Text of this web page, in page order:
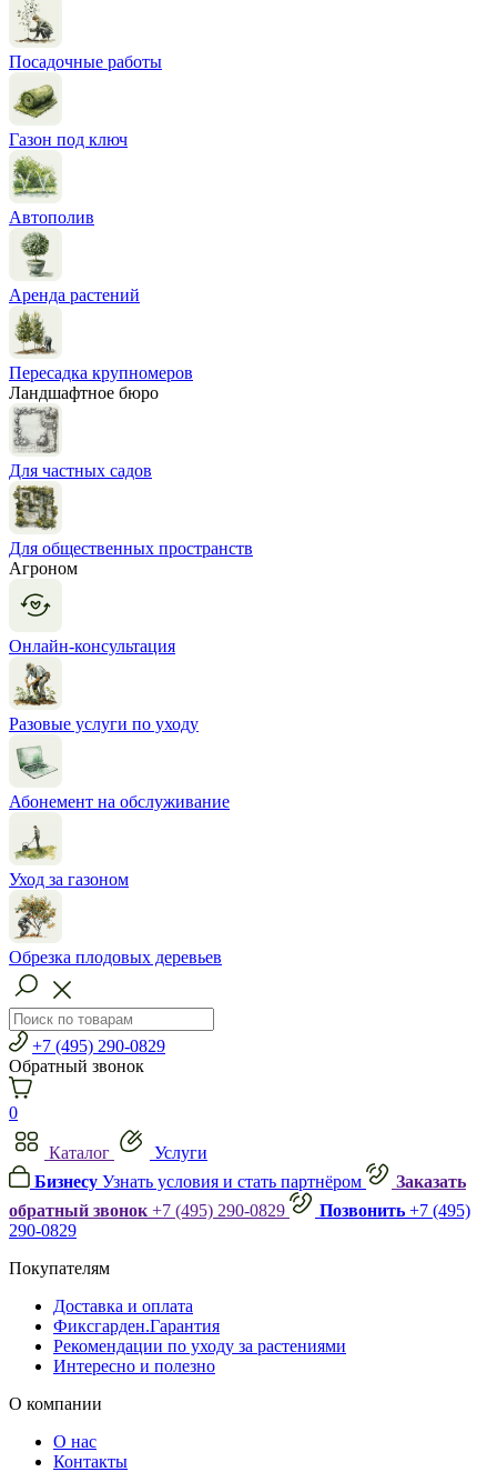
Посадочные работы
Газон под ключ
Автополив
Аренда растений
Пересадка крупномеров
Ландшафтное бюро
Для частных садов
Для общественных пространств
Агроном
Онлайн-консультация
Разовые услуги по уходу
Абонемент на обслуживание
Уход за газоном
Обрезка плодовых деревьев
+7 (495) 290-0829
Обратный звонок
0
Каталог
Услуги
Бизнесу Узнать условия и стать партнёром
Заказать
обратный звонок +7 (495) 290-0829 Позвонить +7 (495)
290-0829
Покупателям
Доставка и оплата
Фиксгарден.Гарантия
Рекомендации по уходу за растениями
Интересно и полезно
О компании
О нас
Контакты